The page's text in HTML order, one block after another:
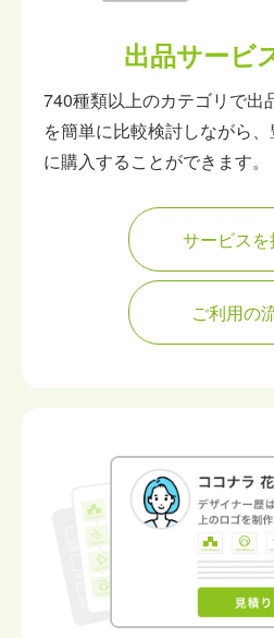
出品サービ
740種類以上のカテゴリで出
を簡単に比較検討しながら
に購入することができます。
サービスを
ご利用の